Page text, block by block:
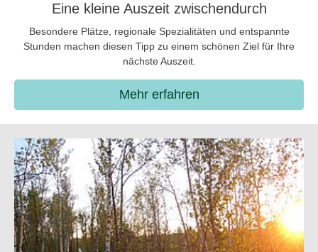
Eine kleine Auszeit zwischendurch
Besondere Plätze, regionale Spezialitäten und entspannte
Stunden machen diesen Tipp zu einem schönen Ziel für Ihre
nächste Auszeit.
Mehr erfahren